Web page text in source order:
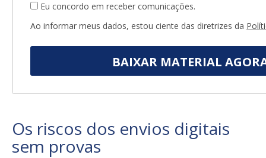
Eu concordo em receber comunicações.
Ao informar meus dados, estou ciente das diretrizes da
BAIXAR MATERIAL
Os riscos dos envios digitais
sem provas